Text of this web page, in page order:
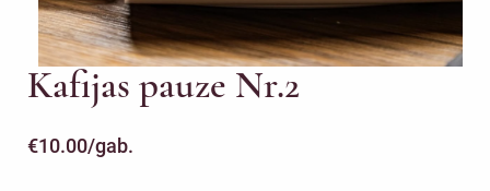
Kafijas pauze Nr.2
€10.00/gab.